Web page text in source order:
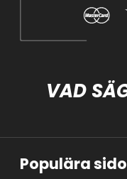
VAD
Populära